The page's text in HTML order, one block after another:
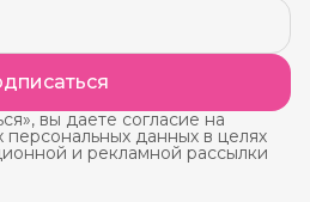
вы даете согласие на
персональных данных в целях
и рекламной рассылки